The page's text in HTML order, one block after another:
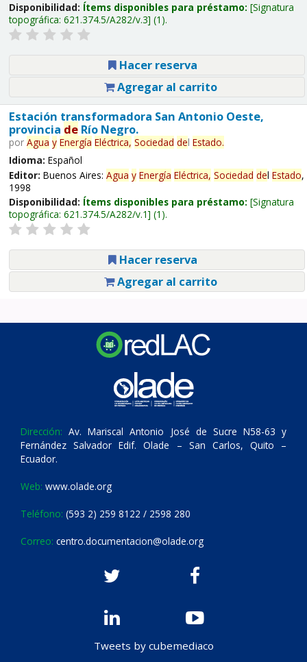
Disponibilidad: Ítems disponibles para préstamo: Signatura
topográfica: 621.374.5/A282/v.3 (1).
Hacer reserva
Agregar al carrito
Estación transformadora San Antonio Oeste,
provincia deRío Negro.
por Agua y Energía Eléctrica, Sociedad del Estado.
Idioma: Español
Editor: Buenos Aires: Agua y Energía Eléctrica, Sociedad del Estado,
1998
Disponibilidad: Ítems disponibles para préstamo: Signatura
topográfica: 621.374.5/A282/v.1 (1).
Hacer reserva
Agregar al carrito
Dirección: Av. Mariscal Antonio José de Sucre N58-63 y
Fernández Salvador Edif. Olade – San Carlos, Quito –
Ecuador.
Web: www.olade.org
Teléfono: (593 2) 259 8122 / 2598 280
Correo: centro.documentacion@olade.org
Tweets by cubemediaco